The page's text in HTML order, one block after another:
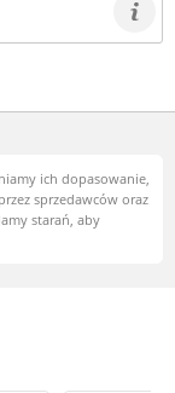
ich dopasowanie,
sprzedawców oraz
starań, aby